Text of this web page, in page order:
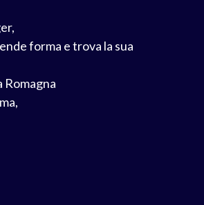
forma e trova la sua
Romagna